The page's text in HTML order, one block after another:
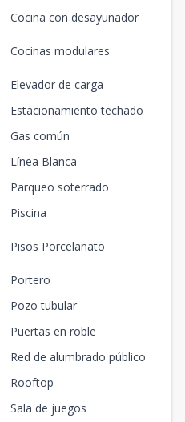
Cocina con desayunador
Cocinas modulares
Elevador de carga
Estacionamiento techado
Gas común
Línea Blanca
Parqueo soterrado
Piscina
Pisos Porcelanato
Portero
Pozo tubular
Puertas en roble
Red de alumbrado público
Rooftop
Sala de juegos